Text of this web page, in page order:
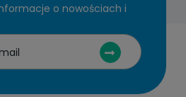
o nowościach i